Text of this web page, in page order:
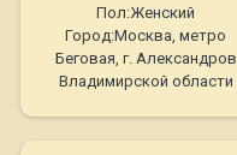
Пол:Женский
Город:Москва, метро
Беговая, г. Александров
Владимирской области